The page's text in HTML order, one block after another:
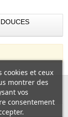
et ceux
montrer des
vos
consentement